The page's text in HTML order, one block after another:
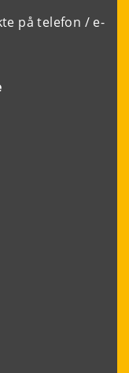
på telefon / e-